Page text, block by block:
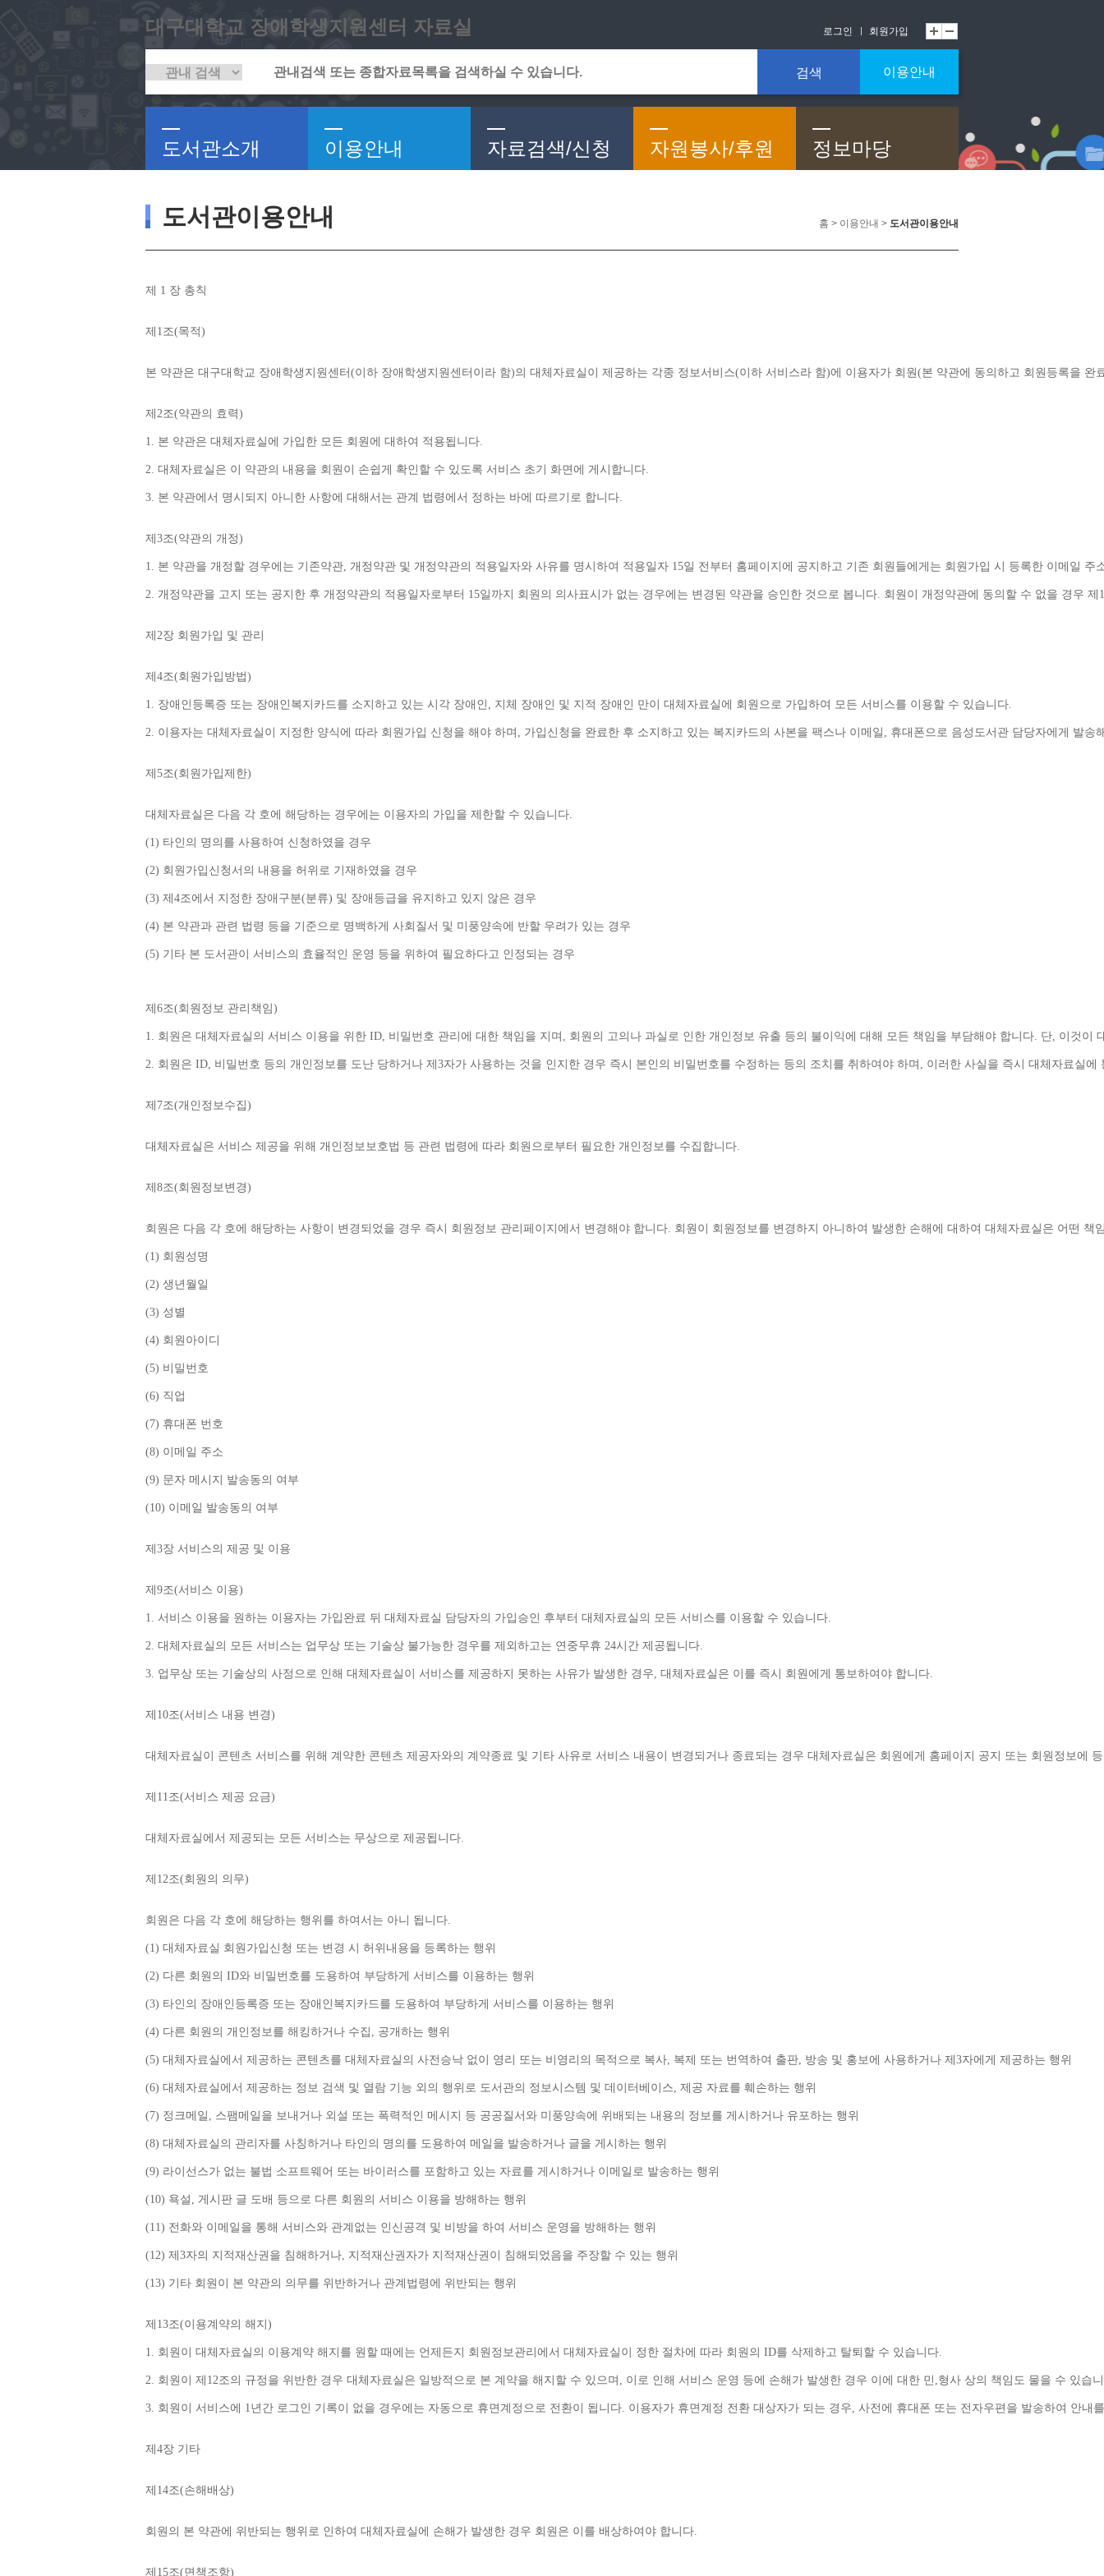
대구대학교 장애학생지원센터 자료실 로그인 회원가입
검색 이용안내
도서관소개 이용안내 자료검색/신청 자원봉사/후원 정보마당
도서관이용안내 홈 > 이용안내 > 도서관이용안내
제 1 장 총칙
제 1조(목적)
본 약관은 대구대학교 장애학생지원센터 (이하 장애학생지원센터이라 함)의 대체자료실이 제공하는 각종 정보서비스(이하 서비스라 함)에 이용자가 회원(본 약관에 동의하고 회원등록을 완
제 2조(약관의 효력)
1. 본 약관은 대체자료실에 가입한 모든 회원에 대하여 적용됩니다.
2. 대체자료실은 이 약관의 내용을 회원이 손쉽게 확인할 수 있도록 서비스 초기 화면에 게시합니다.
3. 본 약관에서 명시되지 아니한 사항에 대해서는 관계 법령에서 정하는 바에 따르기로 합니다.
제 3조(약관의 개정)
1. 본 약관을 개정할 경우에는 기존약관, 개정약관 및 개정약관의 적용일자와 사유를 명시하여 적용일자 15일 전부터 홈페이지에 공지하고 기존 회원들에게는 회원가입 시 등록한 이메일 주
2. 개정약관을 고지 또는 공지한 후 개정약관의 적용일자로부터 15일까지 회원의 의사표시가 없는 경우에는 변경된 약관을 승인한 것으로 봅니다. 회원이 개정약관에 동의할 수 없을 경우 제
제 2장 회원가입 및 관리
제 4조(회원가입방법)
1. 장애인등록증 또는 장애인복지카드를 소지하고 있는 시각 장애인 , 지체 장애인 및 지적 장애인 만이 대체자료실에 회원으로 가입하여 모든 서비스를 이용할 수 있습니다.
2. 이용자는 대체자료실이 지정한 양식에 따라 회원가입 신청을 해야 하며 , 가입신청을 완료한 후 소지하고 있는 복지카드의 사본을 팩스나 이메일 , 휴대폰으로 음성도서관 담당자에게 발송
제 5조(회원가입제한)
대체자료실은 다음 각 호에 해당하는 경우에는 이용자의 가입을 제한할 수 있습니다.
(1) 타인의 명의를 사용하여 신청하였을 경우
(2) 회원가입신청서의 내용을 허위로 기재하였을 경우
(3) 제 4조에서 지정한 장애구분(분류) 및 장애등급을 유지하고 있지 않은 경우
(4) 본 약관과 관련 법령 등을 기준으로 명백하게 사회질서 및 미풍양속에 반할 우려가 있는 경우
(5) 기타 본 도서관이 서비스의 효율적인 운영 등을 위하여 필요하다고 인정되는 경우
제 6조(회원정보 관리책임)
1. 회원은 대체자료실의 서비스 이용을 위한 ID, 비밀번호 관리에 대한 책임을 지며 , 회원의 고의나 과실로 인한 개인정보 유출 등의 불이익에 대해 모든 책임을 부담해야 합니다. 단, 이것이
2. 회원은 ID, 비밀번호 등의 개인정보를 도난 당하거나 제 3자가 사용하는 것을 인지한 경우 즉시 본인의 비밀번호를 수정하는 등의 조치를 취하여야 하며 , 이러한 사실을 즉시 대체자료실에
제 7조(개인정보수집)
대체자료실은 서비스 제공을 위해 개인정보보호법 등 관련 법령에 따라 회원으로부터 필요한 개인정보를 수집합니다.
제 8조(회원정보변경)
회원은 다음 각 호에 해당하는 사항이 변경되었을 경우 즉시 회원정보 관리페이지에서 변경해야 합니다. 회원이 회원정보를 변경하지 아니하여 발생한 손해에 대하여 대체자료실은 어떤 책
(1) 회원성명
(2) 생년월일
(3) 성별
(4) 회원아이디
(5) 비밀번호
(6) 직업
(7) 휴대폰 번호
(8) 이메일 주소
(9) 문자 메시지 발송동의 여부
(10) 이메일 발송동의 여부
제 3장 서비스의 제공 및 이용
제 9조(서비스 이용)
1. 서비스 이용을 원하는 이용자는 가입완료 뒤 대체자료실 담당자의 가입승인 후부터 대체자료실의 모든 서비스를 이용할 수 있습니다.
2. 대체자료실의 모든 서비스는 업무상 또는 기술상 불가능한 경우를 제외하고는 연중무휴 24시간 제공됩니다.
3. 업무상 또는 기술상의 사정으로 인해 대체자료실이 서비스를 제공하지 못하는 사유가 발생한 경우, 대체자료실은 이를 즉시 회원에게 통보하여야 합니다.
제 10조(서비스 내용 변경)
대체자료실이 콘텐츠 서비스를 위해 계약한 콘텐츠 제공자와의 계약종료 및 기타 사유로 서비스 내용이 변경되거나 종료되는 경우 대체자료실은 회원에게 홈페이지 공지 또는 회원정보에
제 11조(서비스 제공 요금)
대체자료실에서 제공되는 모든 서비스는 무상으로 제공됩니다.
제 12조(회원의 의무)
회원은 다음 각 호에 해당하는 행위를 하여서는 아니 됩니다.
(1) 대체자료실 회원가입신청 또는 변경 시 허위내용을 등록하는 행위
(2) 다른 회원의 ID와 비밀번호를 도용하여 부당하게 서비스를 이용하는 행위
(3) 타인의 장애인등록증 또는 장애인복지카드를 도용하여 부당하게 서비스를 이용하는 행위
(4) 다른 회원의 개인정보를 해킹하거나 수집 , 공개하는 행위
(5) 대체자료실에서 제공하는 콘텐츠를 대체자료실의 사전승낙 없이 영리 또는 비영리의 목적으로 복사, 복제 또는 번역하여 출판, 방송 및 홍보에 사용하거나 제 3자에게 제공하는 행위
(6) 대체자료실에서 제공하는 정보 검색 및 열람 기능 외의 행위로 도서관의 정보시스템 및 데이터베이스, 제공 자료를 훼손하는 행위
(7) 정크메일 , 스팸메일을 보내거나 외설 또는 폭력적인 메시지 등 공공질서와 미풍양속에 위배되는 내용의 정보를 게시하거나 유포하는 행위
(8) 대체자료실의 관리자를 사칭하거나 타인의 명의를 도용하여 메일을 발송하거나 글을 게시하는 행위
(9) 라이선스가 없는 불법 소프트웨어 또는 바이러스를 포함하고 있는 자료를 게시하거나 이메일로 발송하는 행위
(10) 욕설 , 게시판 글 도배 등으로 다른 회원의 서비스 이용을 방해하는 행위
(11) 전화와 이메일을 통해 서비스와 관계없는 인신공격 및 비방을 하여 서비스 운영을 방해하는 행위
(12) 제 3자의 지적재산권을 침해하거나, 지적재산권자가 지적재산권이 침해되었음을 주장할 수 있는 행위
(13) 기타 회원이 본 약관의 의무를 위반하거나 관계법령에 위반되는 행위
제 13조(이용계약의 해지 )
1. 회원이 대체자료실의 이용계약 해지를 원할 때에는 언제든지 회원정보관리에서 대체자료실이 정한 절차에 따라 회원의 ID를 삭제하고 탈퇴할 수 있습니다.
2. 회원이 제 12조의 규정을 위반한 경우 대체자료실은 일방적으로 본 계약을 해지할 수 있으며 , 이로 인해 서비스 운영 등에 손해가 발생한 경우 이에 대한 민 ,형사 상의 책임도 물을 수 있습
3. 회원이 서비스에 1년간 로그인 기록이 없을 경우에는 자동으로 휴면계정으로 전환이 됩니다. 이용자가 휴면계정 전환 대상자가 되는 경우, 사전에 휴대폰 또는 전자우편을 발송하여 안내
제 4장 기타
제 14조(손해배상)
회원의 본 약관에 위반되는 행위로 인하여 대체자료실에 손해가 발생한 경우 회원은 이를 배상하여야 합니다.
제 15조(면책조항)